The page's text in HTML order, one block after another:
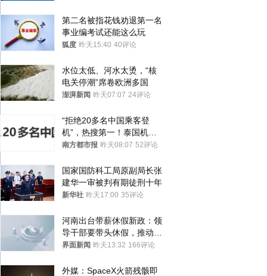
第二名被指花钱劝退第一名
事业编考试还能这么玩
狐度 昨天15:40 40评论
水位太低、河水太烫，“核
电关停潮”席卷欧洲多国
澎湃新闻 昨天07:07 24评论
“拒绝20多名中国乘客登
机”，热搜第一！泰国机场
方道歉
南方都市报 昨天08:07 52评论
国家国防科工局原副局长张
建华一审被判有期徒刑十年
新华社 昨天17:00 35评论
河南出台带薪休假新政：领
导干部要带头休假，推动全
员应休尽休、休满休足
界面新闻 昨天13:32 166评论
外媒：SpaceX火箭残骸即